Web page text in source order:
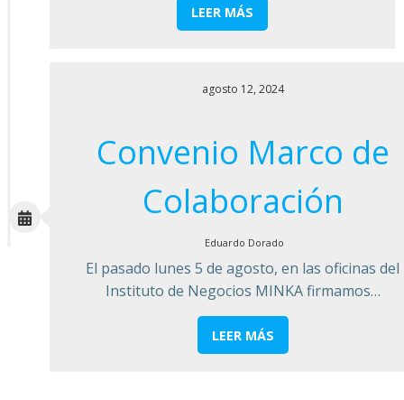
LEER MÁS
agosto 12, 2024
Convenio Marco de
Colaboración
Eduardo Dorado
El pasado lunes 5 de agosto, en las oficinas del
Instituto de Negocios MINKA firmamos…
LEER MÁS